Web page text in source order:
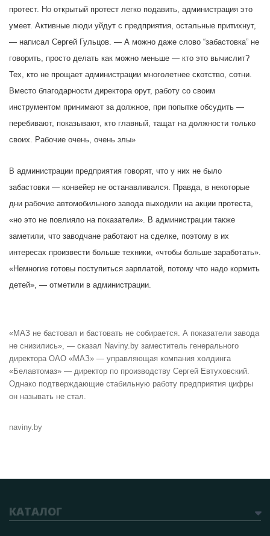
протест. Но открытый протест легко подавить, администрация это
умеет. Активные люди уйдут с предприятия, остальные притихнут,
— написал Сергей Гульцов. — А можно даже слово “забастовка” не
говорить, просто делать как можно меньше — кто это вычислит?
Тех, кто не прощает администрации многолетнее скотство, сотни.
Вместо благодарности директора орут, работу со своим
инструментом принимают за должное, при попытке обсудить —
перебивают, показывают, кто главный, тащат на должности только
своих. Рабочие очень, очень злы»
В администрации предприятия говорят, что у них не было
забастовки — конвейер не останавливался. Правда, в некоторые
дни рабочие автомобильного завода выходили на акции протеста,
«но это не повлияло на показатели». В администрации также
заметили, что заводчане работают на сделке, поэтому в их
интересах произвести больше техники, «чтобы больше заработать».
«Немногие готовы поступиться зарплатой, потому что надо кормить
детей», — отметили в администрации.
«МАЗ не бастовал и бастовать не собирается. А показатели завода
не снизились», — сказал Naviny.by заместитель генерального
директора ОАО «МАЗ» — управляющая компания холдинга
«Белавтомаз» — директор по производству Сергей Евтуховский.
Однако подтверждающие стабильную работу предприятия цифры
он называть не стал.
naviny.by
КАТАЛОГ